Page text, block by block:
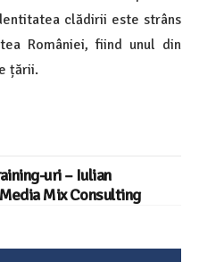
clădirii este strâns
României, fiind unul din
țării.
uri – Iulian
Mix Consulting